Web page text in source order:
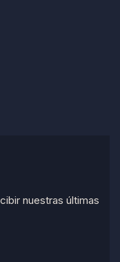
nuestras últimas